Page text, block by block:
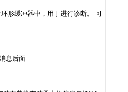
形缓冲器中，用于进行诊断。 可
息后面